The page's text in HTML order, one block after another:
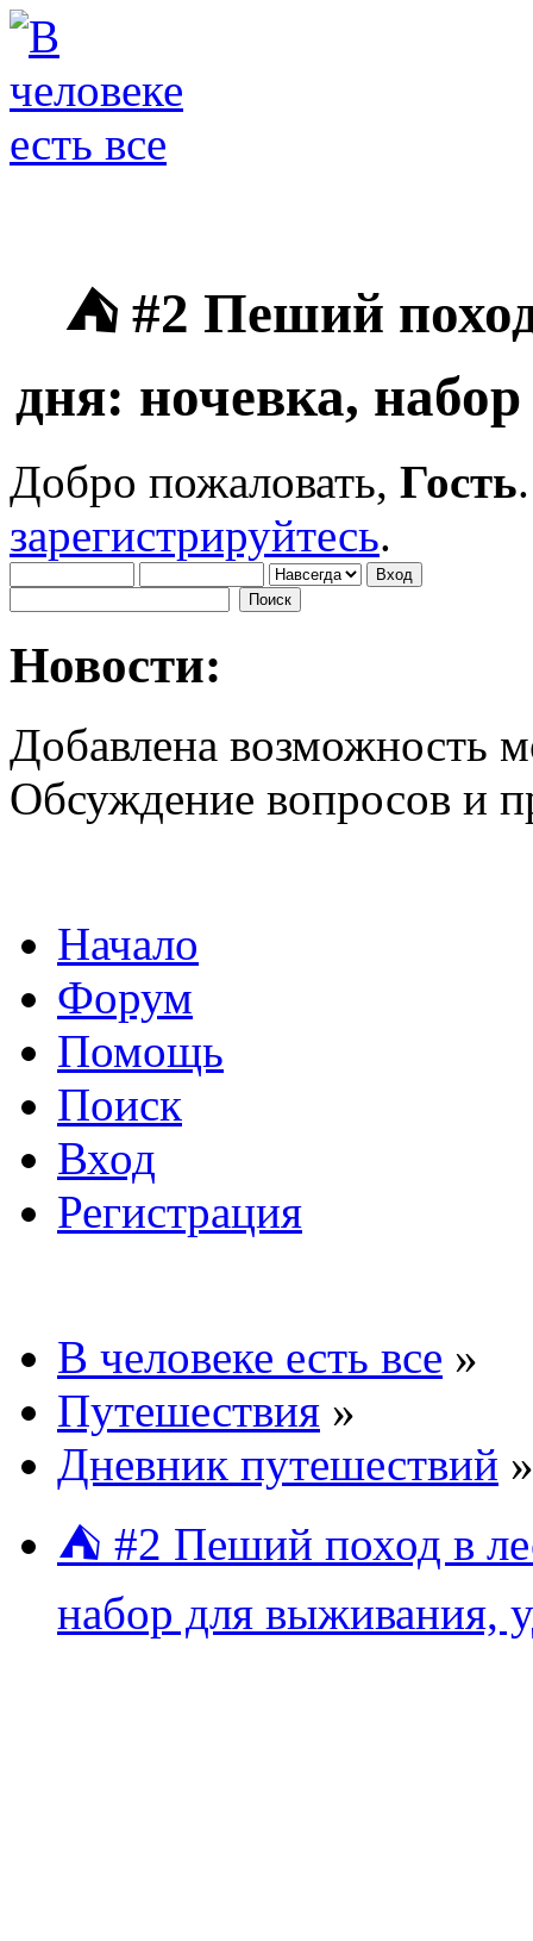
⛺ #2 Пеший
дня: ночевка,
Добро пожаловать, Гость
зарегистрируйтесь.
Новости:
Добавлена возможность
Обсуждение вопросов и
Начало
Форум
Помощь
Поиск
Вход
Регистрация
В человеке есть все »
Путешествия »
Дневник путешествий »
⛺ #2 Пеший поход в
набор для выживания,